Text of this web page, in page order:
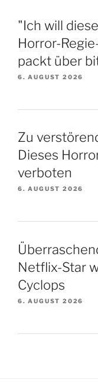
"Ich will
Horror-
packt über
6. AUGUST 2026
Zu
Dieses
verboten
6. AUGUST 2026
Netflix-Star
Cyclops
6. AUGUST 2026